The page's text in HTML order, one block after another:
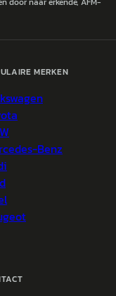
MERKEN
Benz